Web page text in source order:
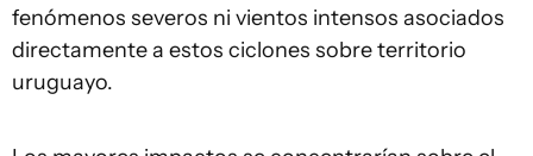
fenómenos severos ni vientos intensos asociados
directamente a estos ciclones sobre territorio
uruguayo.